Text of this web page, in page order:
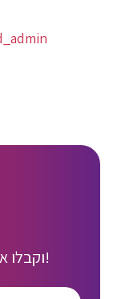
וקבלו את כל הדילים החמים ישר למייל!